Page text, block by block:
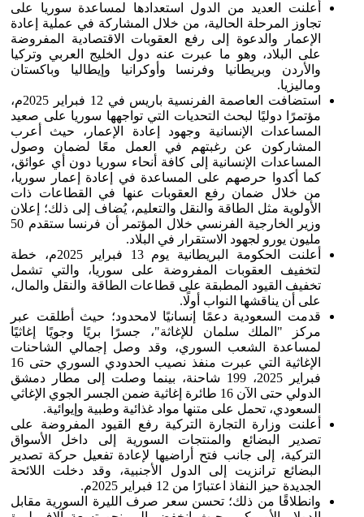
أعلنت العديد من الدول استعدادها لمساعدة سوريا على
تجاوز المرحلة الحالية، من خلال المشاركة في عملية إعادة
الإعمار والدعوة إلى رفع العقوبات الاقتصادية المفروضة
على البلاد، وهو ما عبرت عنه دول الخليج العربي وتركيا
والأردن وبريطانيا وفرنسا وأوكرانيا وإيطاليا وباكستان
وماليزيا.
استضافت العاصمة الفرنسية باريس في 12 فبراير 2025م،
مؤتمرًا دوليًا لبحث التحديات التي تواجهها سوريا على صعيد
المساعدات الإنسانية وجهود إعادة الإعمار، حيث أعرب
المشاركون عن رغبتهم في العمل معًا لضمان وصول
المساعدات الإنسانية إلى كافة أنحاء سوريا دون أي عوائق،
كما أكدوا حرصهم على المساعدة في إعادة إعمار سوريا،
من خلال ضمان رفع العقوبات عنها في القطاعات ذات
الأولوية مثل الطاقة والنقل والتعليم، يُضاف إلى ذلك؛ إعلان
وزير الخارجية الفرنسي خلال المؤتمر أن فرنسا ستقدم 50
مليون يورو لجهود الاستقرار في البلاد.
أعلنت الحكومة البريطانية يوم 13 فبراير 2025م، خطة
لتخفيف العقوبات المفروضة على سوريا، والتي تشمل
تخفيف القيود المطبقة على قطاعات الطاقة والنقل والمال،
على أن يناقشها النواب أولًا.
قدمت السعودية دعمًا إنسانيًا لامحدود؛ حيث أطلقت عبر
مركز "الملك سلمان للإغاثة"، جسرًا بريًا وجويًا إغاثيًا
لمساعدة الشعب السوري، وقد وصل إجمالي الشاحنات
الإغاثية التي عبرت منفذ نصيب الحدودي السوري حتى 16
فبراير 2025، 199 شاحنة، بينما وصلت إلى مطار دمشق
الدولي حتى الآن 16 طائرة إغاثية ضمن الجسر الجوي الإغاثي
السعودي، تحمل على متنها مواد غذائية وطبية وإيوائية.
أعلنت وزارة التجارة التركية رفع القيود المفروضة على
تصدير البضائع والمنتجات السورية إلى داخل الأسواق
التركية، إلى جانب فتح أراضيها لإعادة تفعيل حركة تصدير
البضائع ترانزيت إلى الدول الأجنبية، وقد دخلت اللائحة
الجديدة حيز النفاذ اعتبارًا من 12 فبراير 2025م.
وانطلاقًا من ذلك؛ تحسن سعر صرف الليرة السورية مقابل